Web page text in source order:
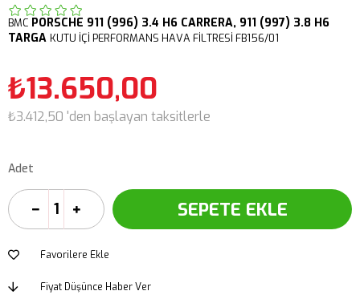
BMC PORSCHE 911 (996) 3.4 H6 CARRERA, 911 (997) 3.8 H6
TARGA KUTU İÇİ PERFORMANS HAVA FİLTRESİ FB156/01
₺13.650,00
₺3.412,50 'den başlayan taksitlerle
Adet
Favorilere Ekle
Fiyat Düşünce Haber Ver